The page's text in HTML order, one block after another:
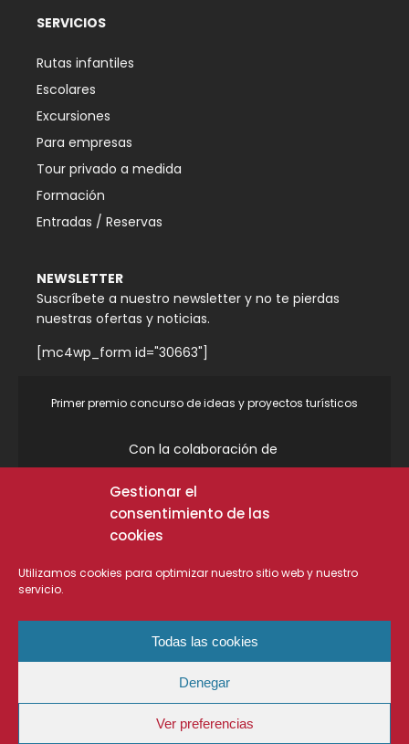
Gestionar el
consentimiento de las
cookies
Utilizamos cookies para optimizar nuestro sitio web y nuestro
servicio.
Todas las cookies
Denegar
Ver preferencias
SERVICIOS
Rutas infantiles
Escolares
Excursiones
Para empresas
Tour privado a medida
Formación
Entradas / Reservas
NEWSLETTER
Suscríbete a nuestro newsletter y no te pierdas
nuestras ofertas y noticias.
[mc4wp_form id="30663"]
Primer premio concurso de ideas y proyectos turísticos
Con la colaboración de
Colaboraciones
2024 - © Copyright Turiart. Todos los derechos
Aviso
Términos y condiciones de
uso
Política de